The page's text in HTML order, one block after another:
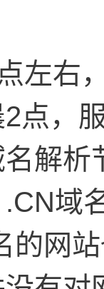
左右
点，
解
域
的网